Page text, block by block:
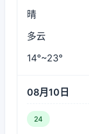
晴
多云
14°~23°
08月10日
24